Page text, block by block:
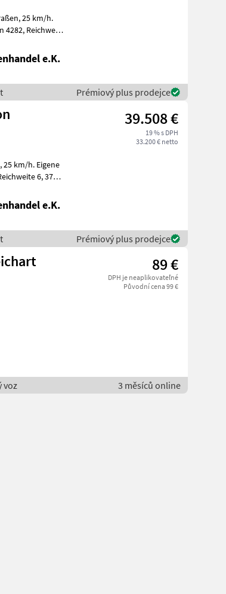
e.K.
Prémiový plus prodejce
39.508 €
19 % s DPH
33.200 € netto
e.K.
Prémiový plus prodejce
89 €
DPH je neaplikovateľné
Původní cena 99 €
voz 3 měsíců online